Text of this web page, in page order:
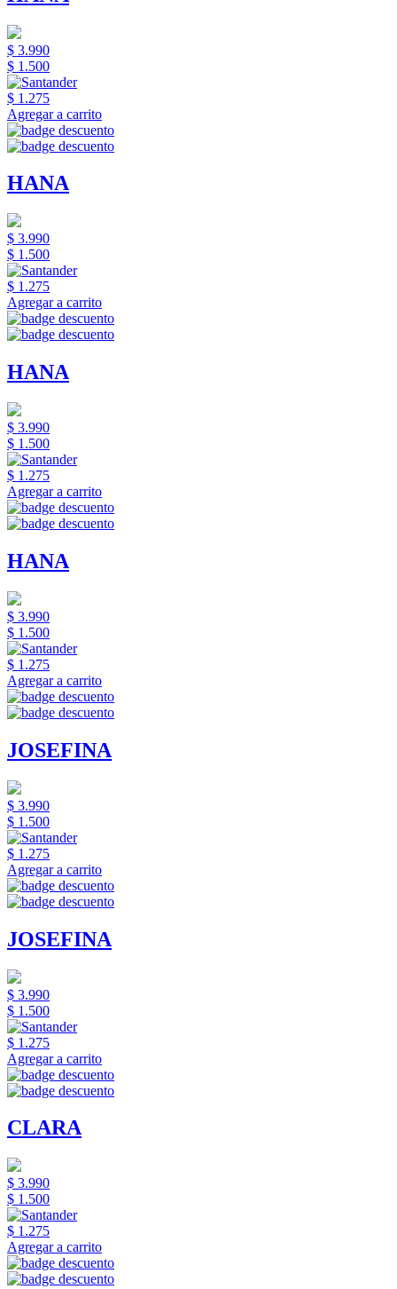
$ 3.990
$ 1.500
$ 1.275
Agregar a carrito
HANA
$ 3.990
$ 1.500
$ 1.275
Agregar a carrito
HANA
$ 3.990
$ 1.500
$ 1.275
Agregar a carrito
HANA
$ 3.990
$ 1.500
$ 1.275
Agregar a carrito
JOSEFINA
$ 3.990
$ 1.500
$ 1.275
Agregar a carrito
JOSEFINA
$ 3.990
$ 1.500
$ 1.275
Agregar a carrito
CLARA
$ 3.990
$ 1.500
$ 1.275
Agregar a carrito